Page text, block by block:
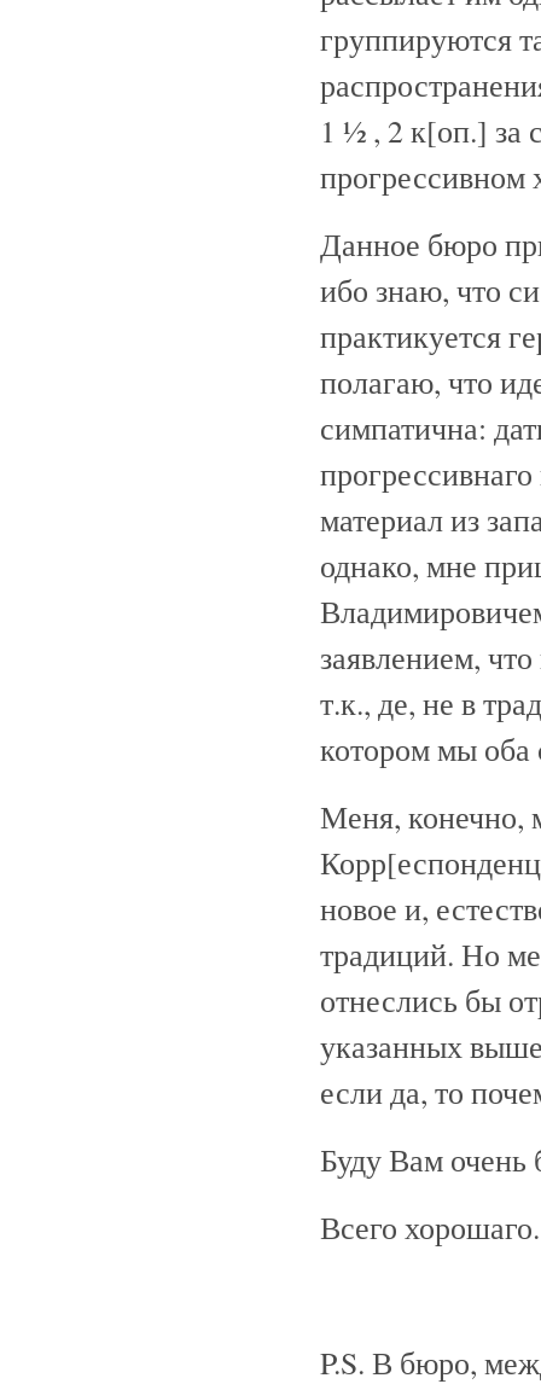
группируются
1 ½ , 2 к[оп.] за
прогрессивном
Данное бюро
ибо знаю, что
практикуется
полагаю, что
симпатична:
материал из
однако, мне
заявлением,
т.к., де, не в
котором мы оба
Меня, конечно,
новое и,
традиций. Но
отнеслись бы
указанных
если да, то
Буду Вам очень
Всего
P.S. В бюро,